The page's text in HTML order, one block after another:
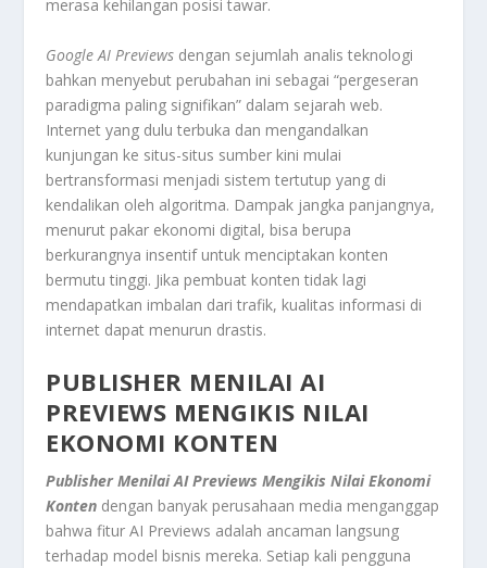
merasa kehilangan posisi tawar.
Google AI Previews dengan sejumlah analis teknologi
bahkan menyebut perubahan ini sebagai “pergeseran
paradigma paling signifikan” dalam sejarah web.
Internet yang dulu terbuka dan mengandalkan
kunjungan ke situs-situs sumber kini mulai
bertransformasi menjadi sistem tertutup yang di
kendalikan oleh algoritma. Dampak jangka panjangnya,
menurut pakar ekonomi digital, bisa berupa
berkurangnya insentif untuk menciptakan konten
bermutu tinggi. Jika pembuat konten tidak lagi
mendapatkan imbalan dari trafik, kualitas informasi di
internet dapat menurun drastis.
PUBLISHER MENILAI AI
PREVIEWS MENGIKIS NILAI
EKONOMI KONTEN
Publisher Menilai AI Previews Mengikis Nilai Ekonomi
Konten dengan banyak perusahaan media menganggap
bahwa fitur AI Previews adalah ancaman langsung
terhadap model bisnis mereka. Setiap kali pengguna